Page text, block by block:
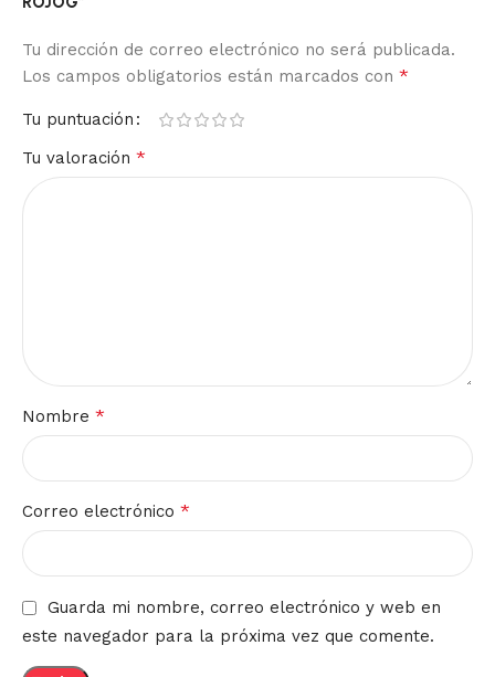
Tu dirección de correo electrónico no será publicada.
Los campos obligatorios están marcados con *
Tu puntuación
Tu valoración *
Nombre *
Correo electrónico *
Guarda mi nombre, correo electrónico y web en
este navegador para la próxima vez que comente.